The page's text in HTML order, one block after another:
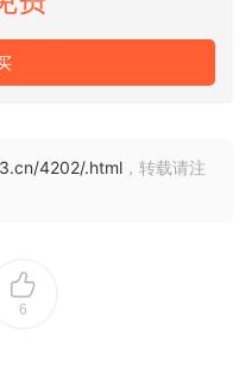
4202/.html ，转载请注
6